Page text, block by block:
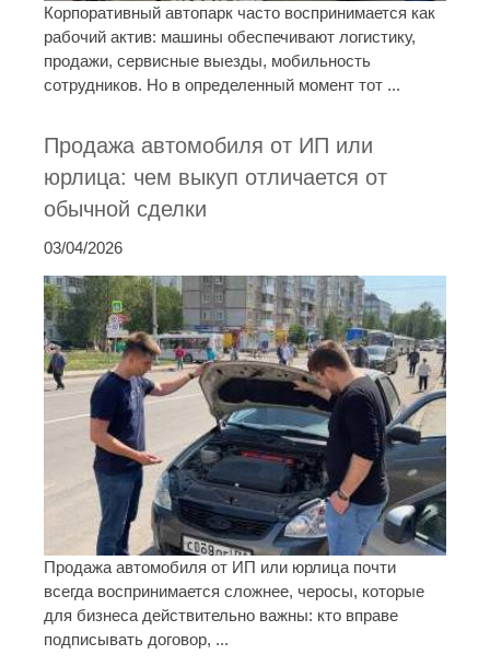
Корпоративный автопарк часто воспринимается как
рабочий актив: машины обеспечивают логистику,
продажи, сервисные выезды, мобильность
сотрудников. Но в определенный момент тот ...
Продажа автомобиля от ИП или
юрлица: чем выкуп отличается от
обычной сделки
03/04/2026
Продажа автомобиля от ИП или юрлица почти
всегда воспринимается сложнее, черосы, которые
для бизнеса действительно важны: кто вправе
подписывать договор, ...